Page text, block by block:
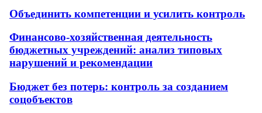
Объединить компетенции и усилить контроль
Финансово-хозяйственная деятельность
бюджетных учреждений: анализ типовых
нарушений и рекомендации
Бюджет без потерь: контроль за созданием
соцобъектов